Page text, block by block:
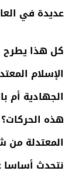
عديدة في
كل هذا يطرح
الإسلام
الجهادية
هذه
المعتدلة من
نتحدث أساسا